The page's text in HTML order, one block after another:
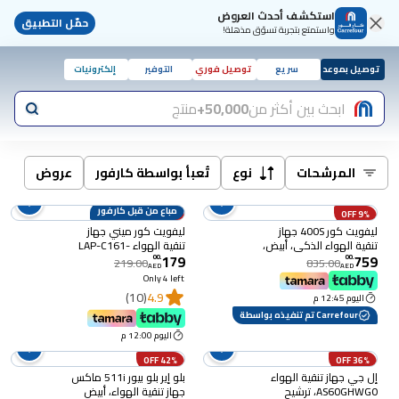
استكشف أحدث العروض
واستمتع بتجربة تسوّق مذهلة! حمّل التطبيق
توصيل بموعد سريع توصيل فوري التوفير إلكترونيات
ابحث بين أكثر من50,000+ منتج
المرشحات نوع تُعبأ بواسطة كارفور عروض
9% OFF
ليفويت كور 400S جهاز
تنقية الهواء الذكي، أبيض،
فلتر كربون، تقنية فورتكس
إير، 38 واط
759
.
00
AED
835.00
اليوم 12:45 م
Carrefour تم تنفيذه بواسطة
18% OFF
مباع من قبل كارفور
ليفويت كور ميني جهاز
تنقية الهواء LAP-C161-
WUK، خالي من الأوزون،
أبيض
179
.
00
AED
219.00
Only 4 left
4.9
(10)
اليوم 12:00 م
36% OFF
إل جي جهاز تنقية الهواء
AS60GHWG0، ترشيح
42% OFF
بلو إير بلو بيور 511i ماكس
جهاز تنقية الهواء، أبيض